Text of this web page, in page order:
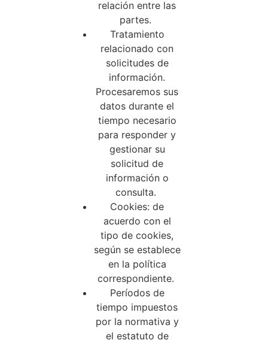
relación entre las
partes.
Tratamiento
relacionado con
solicitudes de
información.
Procesaremos sus
datos durante el
tiempo necesario
para responder y
gestionar su
solicitud de
información o
consulta.
Cookies: de
acuerdo con el
tipo de cookies,
según se establece
en la política
correspondiente.
Períodos de
tiempo impuestos
por la normativa y
el estatuto de